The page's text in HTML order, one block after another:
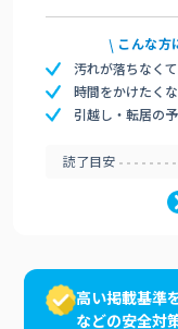
こんな方
汚れが落ちなく
時間をかけたく
引越し・転居の
読了目安
高い掲載基準
などの安全対